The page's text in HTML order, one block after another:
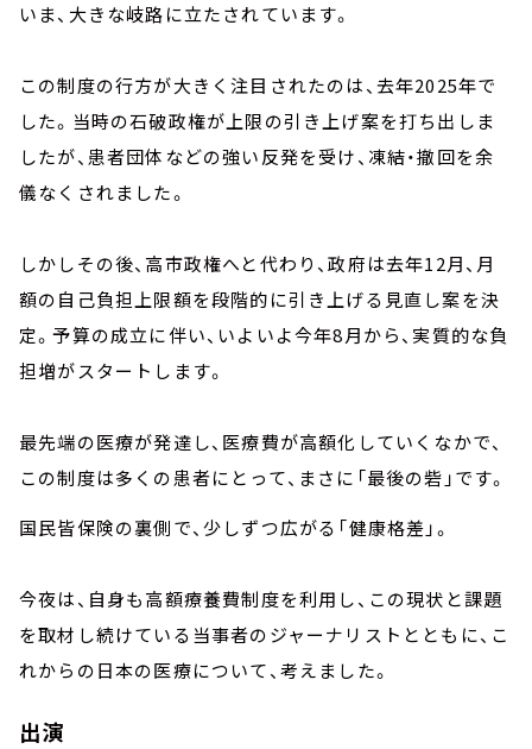
いま、大きな岐路に立たされています。
この制度の行方が大きく注目されたのは、去年2025年で
した。当時の石破政権が上限の引き上げ案を打ち出しま
したが、患者団体などの強い反発を受け、凍結・撤回を余
儀なくされました。
しかしその後、高市政権へと代わり、政府は去年12月、月
額の自己負担上限額を段階的に引き上げる見直し案を決
定。予算の成立に伴い、いよいよ今年8月から、実質的な負
担増がスタートします。
最先端の医療が発達し、医療費が高額化していくなかで、
この制度は多くの患者にとって、まさに「最後の砦」です。
国民皆保険の裏側で、少しずつ広がる「健康格差」。
今夜は、自身も高額療養費制度を利用し、この現状と課題
を取材し続けている当事者のジャーナリストとともに、こ
れからの日本の医療について、考えました。
出演